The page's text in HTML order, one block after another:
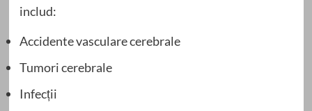
includ:
Accidente vasculare cerebrale
Tumori cerebrale
Infecții